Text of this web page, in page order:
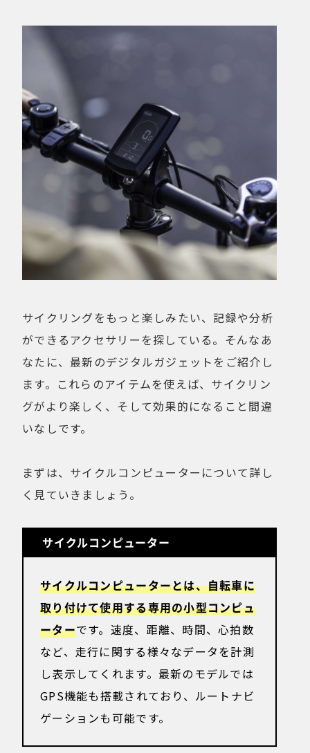
サイクリングをもっと楽しみたい、記録や分析
ができるアクセサリーを探している。そんなあ
なたに、最新のデジタルガジェットをご紹介し
ます。これらのアイテムを使えば、サイクリン
グがより楽しく、そして効果的になること間違
いなしです。
まずは、サイクルコンピューターについて詳し
く見ていきましょう。
サイクルコンピューター
サイクルコンピューターとは、自転車に
取り付けて使用する専用の小型コンピュ
ーターです。速度、距離、時間、心拍数
など、走行に関する様々なデータを計測
し表示してくれます。最新のモデルでは
GPS機能も搭載されており、ルートナビ
ゲーションも可能です。